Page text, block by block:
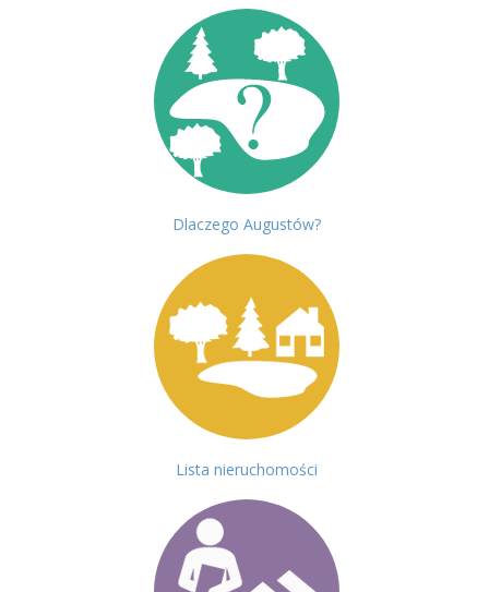
Dlaczego Augustów?
Lista nieruchomości